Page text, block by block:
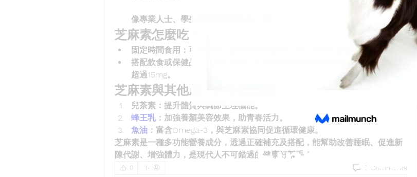
像專業人士、學生等需持續專注的人群。
芝麻素怎麼吃？
固定時間食用 ：可於飯前、飯後或睡前服用，每日定時定量補充更有效。
搭配飲食或保健品
：透過芝麻油、芝麻醬或專用補充品吸收，建議每日攝取
超過15mg。
芝麻素與其他成分的搭配建議
兒茶素 ：提升體質與調節生理機能。
蜂王乳：加強養顏美容效果，助青春活力。
魚油 ：富含Omega-3，與芝麻素協同促進循環健康。
芝麻素是一種多功能營養成分，透過正確補充及搭配，能幫助改善睡眠、促進新
陳代謝、增強體力，是現代人不可錯過的健康好幫手！
0 0 Comments
Find a store